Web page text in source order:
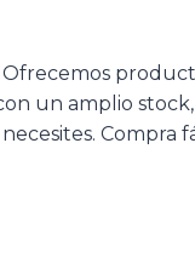
Ofrecemos
un amplio
Compra